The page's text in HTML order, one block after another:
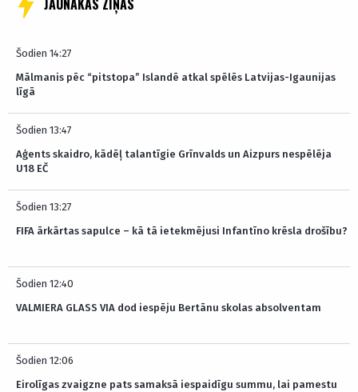
JAUNĀKĀS ZIŅAS
Šodien 14:27
Mālmanis pēc “pitstopa” Islandē atkal spēlēs Latvijas-Igaunijas
līgā
Šodien 13:47
Aģents skaidro, kādēļ talantīgie Grīnvalds un Aizpurs nespēlēja
U18 EČ
Šodien 13:27
FIFA ārkārtas sapulce – kā tā ietekmējusi Infantīno krēsla drošību?
Šodien 12:40
VALMIERA GLASS VIA dod iespēju Bertānu skolas absolventam
Šodien 12:06
Eirolīgas zvaigzne pats samaksā iespaidīgu summu, lai pamestu